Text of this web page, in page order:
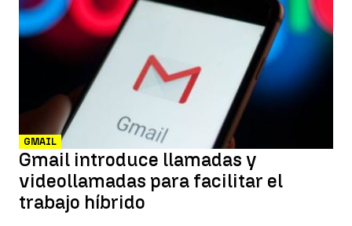
GMAIL
Gmail introduce llamadas y
videollamadas para facilitar el
trabajo híbrido